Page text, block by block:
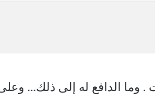
وما الدافع له إلى ذلك...